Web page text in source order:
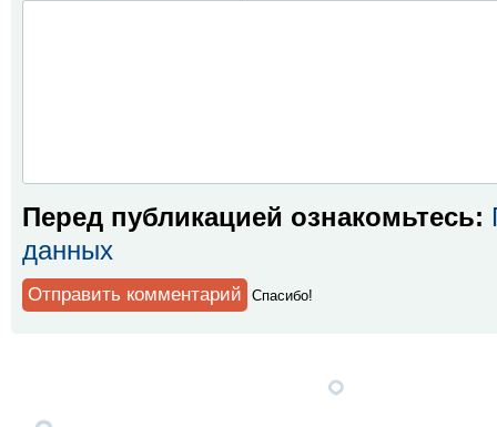
Перед публикацией ознакомьтесь:
данных
Спaсибо!